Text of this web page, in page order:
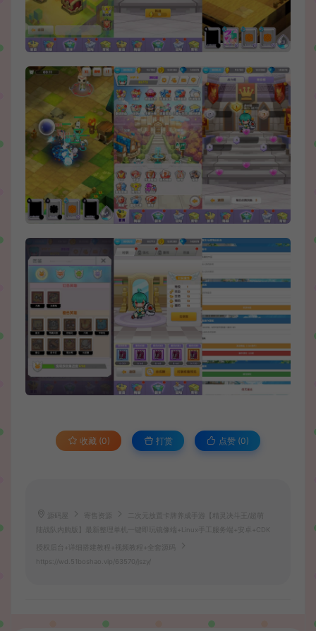
收藏 (0) 打赏 点赞 (0)
寄售资源
二次元放置卡牌养成手游【精灵决斗王/超萌
陆战队内购版】最新整理单机一键即玩镜像端+Linux手工服务端+安卓+CDK
授权后台+详细搭建教程+视频教程+全套源码
https://wd.51boshao.vip/63570/jszy/